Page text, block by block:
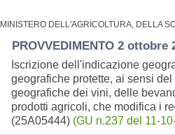
MINISTERO DELL'AGRICOLTURA, DELLA
PROVVEDIMENTO 2 ottobre
Iscrizione dell'indicazione
geografiche protette, ai sensi
geografiche dei vini, delle
prodotti agricoli, che modifica i
(25A05444) (GU n.237 del 11-